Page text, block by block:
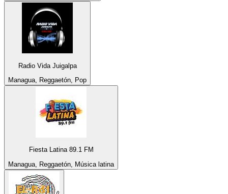
Radio Vida Juigalpa
Managua, Reggaetón, Pop
Fiesta Latina 89.1 FM
Managua, Reggaetón, Música latina